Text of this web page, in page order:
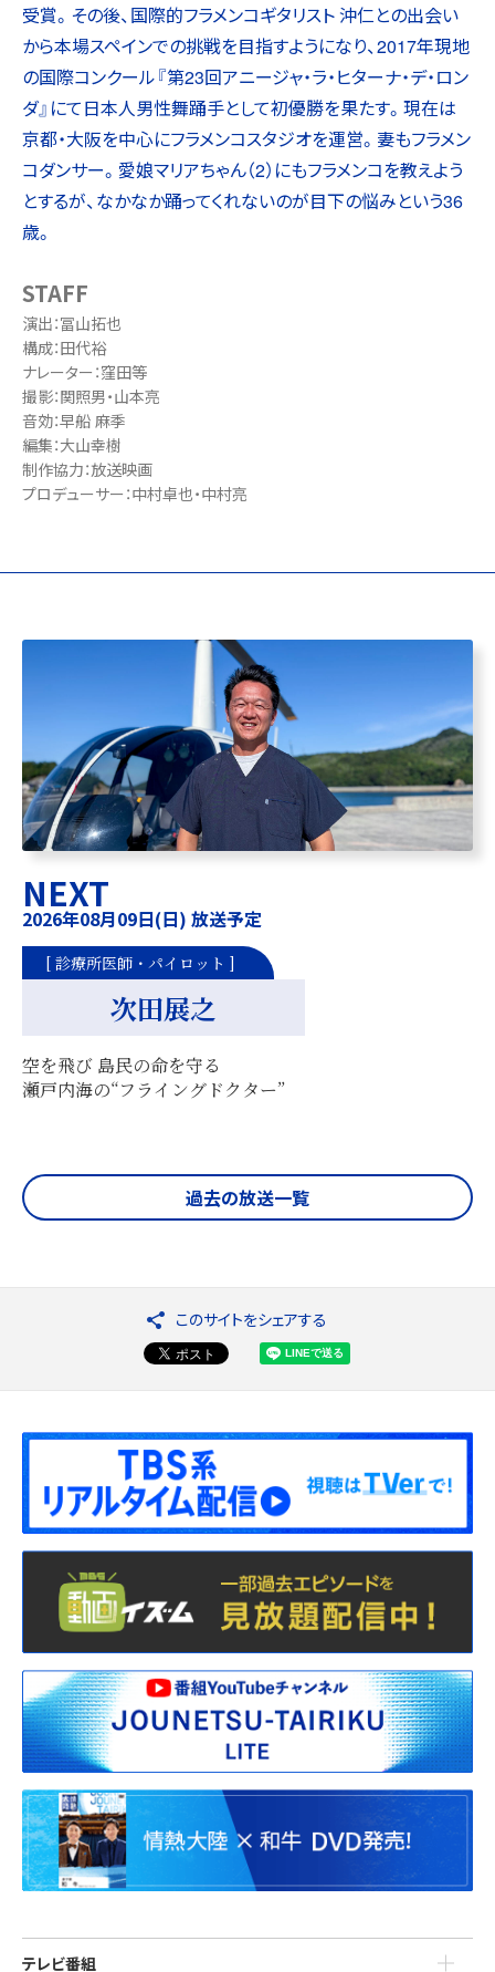
受賞。その後、国際的フラメンコギタリスト 沖仁との出会い
から本場スペインでの挑戦を目指すようになり、2017年現地
の国際コンクール『第23回アニージャ・ラ・ヒターナ・デ・ロン
ダ』にて日本人男性舞踊手として初優勝を果たす。現在は
京都・大阪を中心にフラメンコスタジオを運営。妻もフラメン
コダンサー。愛娘マリアちゃん（2）にもフラメンコを教えよう
とするが、なかなか踊ってくれないのが目下の悩みという36
歳。
STAFF
演出：冨山拓也
構成：田代裕
ナレーター：窪田等
撮影：関照男・山本亮
音効：早船 麻季
編集：大山幸樹
制作協力：放送映画
プロデューサー：中村卓也・中村亮
NEXT
2026年08月09日(日) 放送予定
次田展之
[ 診療所医師・パイロット ]
空を飛び 島民の命を守る
瀬戸内海の“フライングドクター”
過去の放送一覧
このサイトをシェアする
テレビ番組